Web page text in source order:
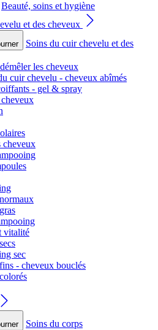
Beauté, soins et hygiène
et des cheveux
Soins du cuir chevelu et des
les cheveux
cuir chevelu - cheveux abîmés
- gel & spray
cheveux
vitalité
sec
- cheveux bouclés
Soins du corps